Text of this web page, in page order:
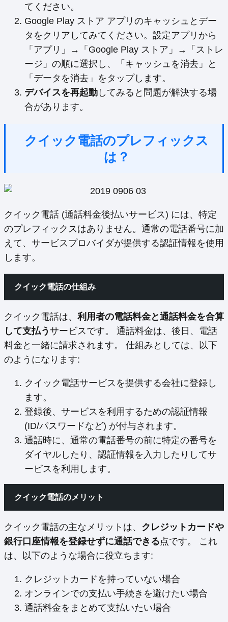
てください。
Google Play ストア アプリのキャッシュとデー
タをクリアしてみてください。設定アプリから
「アプリ」→「Google Play ストア」→「ストレ
ージ」の順に選択し、「キャッシュを消去」と
「データを消去」をタップします。
デバイスを再起動 してみると問題が解決する場
合があります。
クイック電話のプレフィックス
は？
クイック電話 (通話料金後払いサービス) には、特定
のプレフィックスはありません。通常の電話番号に加
えて、サービスプロバイダが提供する認証情報を使用
します。
クイック電話の仕組み
クイック電話は、 利用者の電話料金と通話料金を合算
して支払う サービスです。 通話料金は、後日、電話
料金と一緒に請求されます。 仕組みとしては、以下
のようになります:
クイック電話サービスを提供する会社に登録し
ます。
登録後、サービスを利用するための認証情報
(ID/パスワードなど) が付与されます。
通話時に、通常の電話番号の前に特定の番号を
ダイヤルしたり、認証情報を入力したりしてサ
ービスを利用します。
クイック電話のメリット
クイック電話の主なメリットは、 クレジットカードや
銀行口座情報を登録せずに通話できる点です。 これ
は、以下のような場合に役立ちます:
クレジットカードを持っていない場合
オンラインでの支払い手続きを避けたい場合
通話料金をまとめて支払いたい場合